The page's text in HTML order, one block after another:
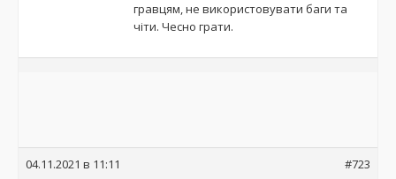
гравцям, не використовувати баги та
чіти. Чесно грати.
04.11.2021 в 11:11 #723